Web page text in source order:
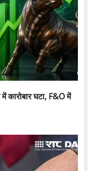
घटा, F&O में